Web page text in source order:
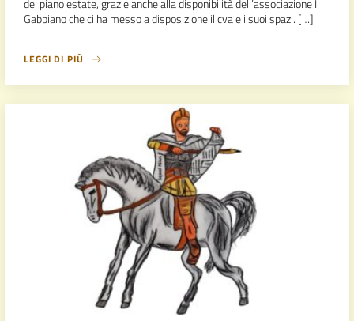
del piano estate, grazie anche alla disponibilità dell’associazione Il
Gabbiano che ci ha messo a disposizione il cva e i suoi spazi. […]
LEGGI DI PIÙ